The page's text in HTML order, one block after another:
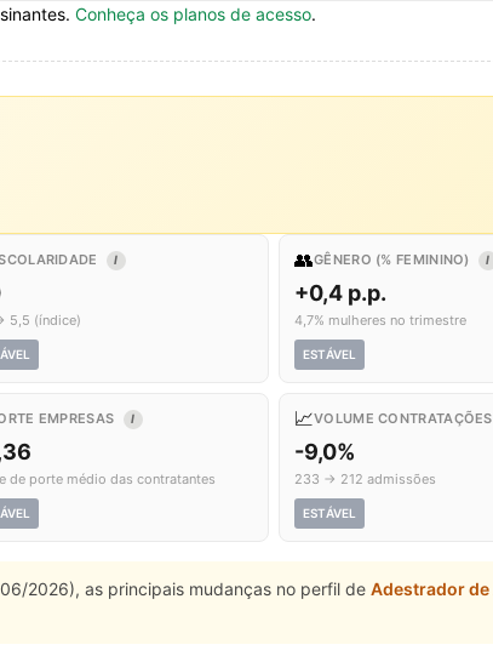
Conheça os planos de acesso.
I
5,5 (índice)
👥GÊNERO (% FEMININO) I
+0,4 p.p.
4,7% mulheres no trimestre
ESTÁVEL
EMPRESAS I
de porte médio das contratantes
📈VOLUME CONTRATAÇÕES
-9,0%
233 → 212 admissões
ESTÁVEL
2026), as principais mudanças no perfil de Adestrador de